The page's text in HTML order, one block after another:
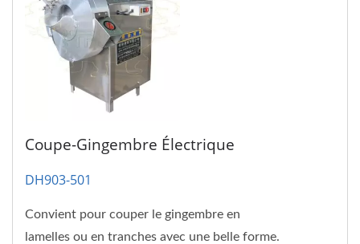
Coupe-Gingembre Électrique
DH903-501
Convient pour couper le gingembre en
lamelles ou en tranches avec une belle forme.